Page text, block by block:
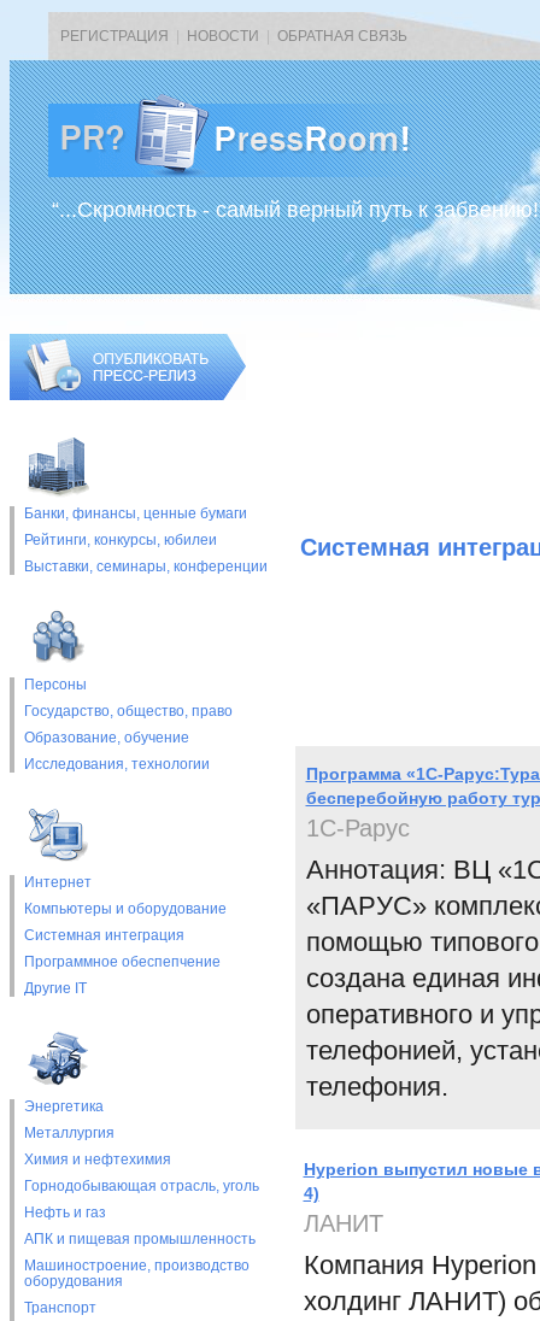
РЕГИСТРАЦИЯ НОВОСТИ ОБРАТНАЯ СВЯЗЬ
“...Скромность - самый верный путь к
Банки, финансы, ценные бумаги
Рейтинги, конкурсы, юбилеи
Выставки, cеминары, конференции
Персоны
Государство, общество, право
Образование, обучение
Исследования, технологии
Интернет
Компьютеры и оборудование
Системная интеграция
Программное обеспепчение
Другие IT
Энергетика
Металлургия
Химия и нефтехимия
Горнодобывающая отрасль, уголь
Нефть и газ
АПК и пищевая промышленность
Машиностроение, производство
оборудования
Транспорт
Системная
Программа «1С-
бесперебойную работу
1С-Рарус
Аннотация: ВЦ
«ПАРУС»
помощью
создана единая
оперативного и
телефонией,
телефония.
Hyperion выпустил новые
4)
ЛАНИТ
Компания
холдинг ЛАНИТ)